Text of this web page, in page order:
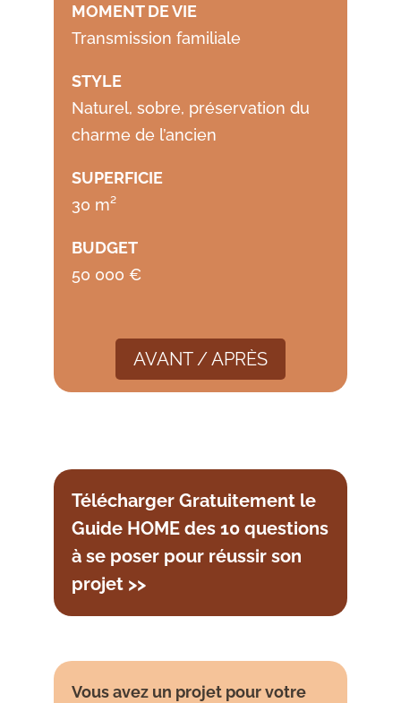
MOMENT DE VIE
Transmission familiale
STYLE
Naturel, sobre, préservation du
charme de l’ancien
SUPERFICIE
30 m²
BUDGET
50 000 €
AVANT / APRÈS
Télécharger Gratuitement le
Guide HOME des 10 questions
à se poser pour réussir son
projet >>
Vous avez un projet pour votre